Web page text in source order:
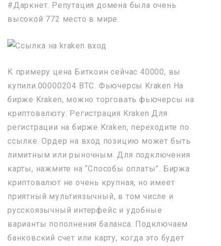
#Даркнет. Репутация домена была очень
высокой 772 место в мире.
К примеру цена Биткоин сейчас 40000, вы
купили.00000204 BTC. Фьючерсы Kraken На
бирже Kraken, можно торговать фьючерсы на
криптовалюту. Регистрация Kraken Для
регистрации на бирже Kraken, переходите по
ссылке. Ордер на вход позицию может быть
лимитным или рыночным. Для подключения
карты, нажмите на “Способы оплаты”. Биржа
криптовалют не очень крупная, но имеет
приятный мультиязычный, в том числе и
русскоязычный интерфейс и удобные
варианты пополнения баланса. Подключаем
банковский счет или карту, когда это будет